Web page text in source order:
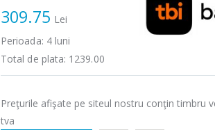
309.75 Lei
Perioada: 4luni
Total de plata: 1239.00
Preţurile afişate pe siteul nostru conţin timbru
tva